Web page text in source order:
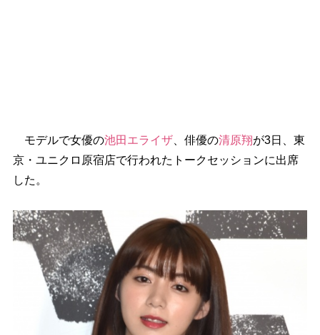
モデルで女優の池田エライザ、俳優の清原翔が3日、東
京・ユニクロ原宿店で行われたトークセッションに出席
した。